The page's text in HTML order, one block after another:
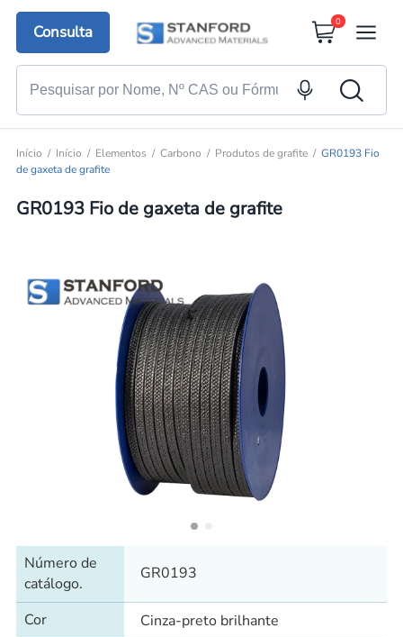
Consulta
0
Início Início Elementos Carbono Produtos de grafite
GR0193 Fio
de gaxeta de grafite
GR0193 Fio de gaxeta de grafite
Número de
catálogo.
GR0193
Cor
Cinza-preto brilhante